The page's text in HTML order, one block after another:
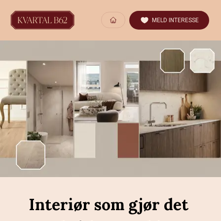
MELD INTERESSE
Interiør som gjør det